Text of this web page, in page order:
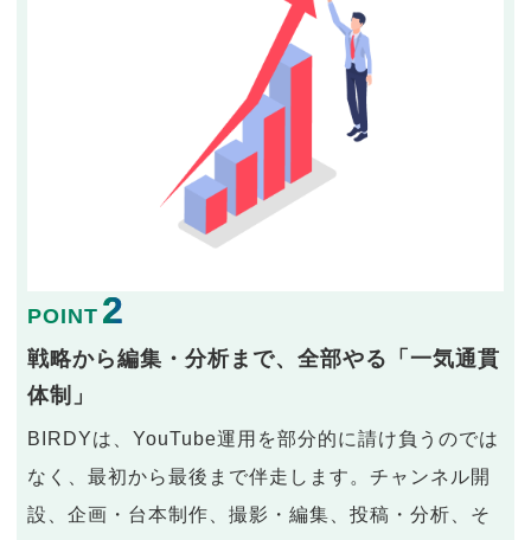
POINT 2
戦略から編集・分析まで、全部やる「一気通貫
体制」
BIRDYは、YouTube運用を部分的に請け負うのでは
なく、最初から最後まで伴走します。チャンネル開
設、企画・台本制作、撮影・編集、投稿・分析、そ